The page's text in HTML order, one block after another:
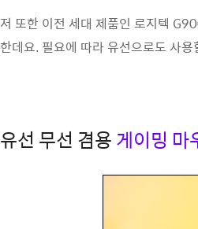
저 또한 이전 세대 제품인 로지텍
한데요. 필요에 따라 유선으로도 사
유선 무선 겸용게이밍 마